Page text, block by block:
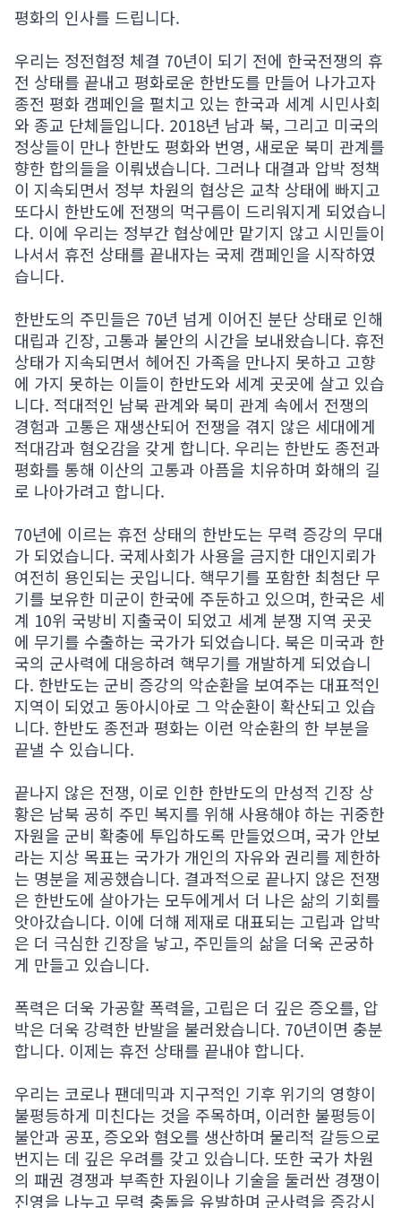
평화의 인사를 드립니다.
우리는 정전협정 체결 70년이 되기 전에 한국전쟁의 휴
전 상태를 끝내고 평화로운 한반도를 만들어 나가고자
종전 평화 캠페인을 펼치고 있는 한국과 세계 시민사회
와 종교 단체들입니다. 2018년 남과 북, 그리고 미국의
정상들이 만나 한반도 평화와 번영, 새로운 북미 관계를
향한 합의들을 이뤄냈습니다. 그러나 대결과 압박 정책
이 지속되면서 정부 차원의 협상은 교착 상태에 빠지고
또다시 한반도에 전쟁의 먹구름이 드리워지게 되었습니
다. 이에 우리는 정부간 협상에만 맡기지 않고 시민들이
나서서 휴전 상태를 끝내자는 국제 캠페인을 시작하였
습니다.
한반도의 주민들은 70년 넘게 이어진 분단 상태로 인해
대립과 긴장, 고통과 불안의 시간을 보내왔습니다. 휴전
상태가 지속되면서 헤어진 가족을 만나지 못하고 고향
에 가지 못하는 이들이 한반도와 세계 곳곳에 살고 있습
니다. 적대적인 남북 관계와 북미 관계 속에서 전쟁의
경험과 고통은 재생산되어 전쟁을 겪지 않은 세대에게
적대감과 혐오감을 갖게 합니다. 우리는 한반도 종전과
평화를 통해 이산의 고통과 아픔을 치유하며 화해의 길
로 나아가려고 합니다.
70년에 이르는 휴전 상태의 한반도는 무력 증강의 무대
가 되었습니다. 국제사회가 사용을 금지한 대인지뢰가
여전히 용인되는 곳입니다. 핵무기를 포함한 최첨단 무
기를 보유한 미군이 한국에 주둔하고 있으며, 한국은 세
계 10위 국방비 지출국이 되었고 세계 분쟁 지역 곳곳
에 무기를 수출하는 국가가 되었습니다. 북은 미국과 한
국의 군사력에 대응하려 핵무기를 개발하게 되었습니
다. 한반도는 군비 증강의 악순환을 보여주는 대표적인
지역이 되었고 동아시아로 그 악순환이 확산되고 있습
니다. 한반도 종전과 평화는 이런 악순환의 한 부분을
끝낼 수 있습니다.
끝나지 않은 전쟁, 이로 인한 한반도의 만성적 긴장 상
황은 남북 공히 주민 복지를 위해 사용해야 하는 귀중한
자원을 군비 확충에 투입하도록 만들었으며, 국가 안보
라는 지상 목표는 국가가 개인의 자유와 권리를 제한하
는 명분을 제공했습니다. 결과적으로 끝나지 않은 전쟁
은 한반도에 살아가는 모두에게서 더 나은 삶의 기회를
앗아갔습니다. 이에 더해 제재로 대표되는 고립과 압박
은 더 극심한 긴장을 낳고, 주민들의 삶을 더욱 곤궁하
게 만들고 있습니다.
폭력은 더욱 가공할 폭력을, 고립은 더 깊은 증오를, 압
박은 더욱 강력한 반발을 불러왔습니다. 70년이면 충분
합니다. 이제는 휴전 상태를 끝내야 합니다.
우리는 코로나 팬데믹과 지구적인 기후 위기의 영향이
불평등하게 미친다는 것을 주목하며, 이러한 불평등이
불안과 공포, 증오와 혐오를 생산하며 물리적 갈등으로
번지는 데 깊은 우려를 갖고 있습니다. 또한 국가 차원
의 패권 경쟁과 부족한 자원이나 기술을 둘러싼 경쟁이
진영을 나누고 무력 충돌을 유발하며 군사력을 증강시